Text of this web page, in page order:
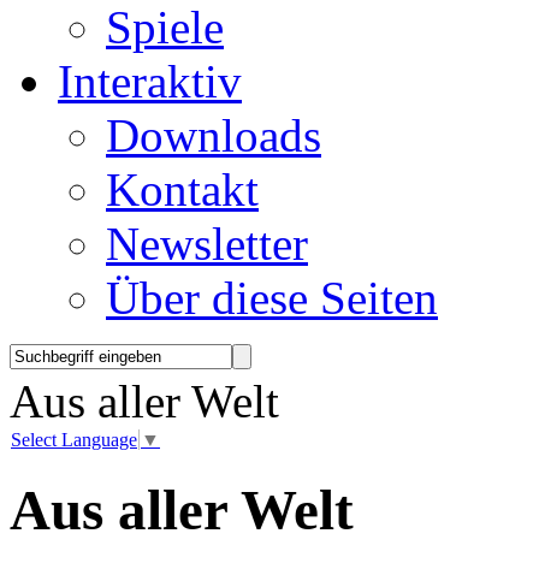
Spiele
Interaktiv
Downloads
Kontakt
Newsletter
Über diese Seiten
Aus aller Welt
Select Language ▼
Aus aller Welt